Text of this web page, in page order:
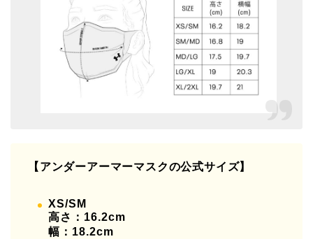
【アンダーアーマーマスクの公式サイズ】
XS/SM
高さ：16.2cm
幅：18.2cm